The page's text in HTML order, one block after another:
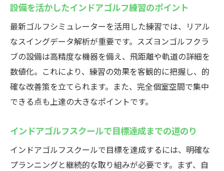
設備を活かしたインドアゴルフ練習のポイント
最新ゴルフシミュレーターを活用した練習では、リアル
なスイングデータ解析が重要です。スズヨンゴルフクラ
ブの設備は高精度な機器を備え、飛距離や軌道の詳細を
数値化。これにより、練習の効果を客観的に把握し、的
確な改善策を立てられます。また、完全個室空間で集中
できる点も上達の大きなポイントです。
インドアゴルフスクールで目標達成までの道のり
インドアゴルフスクールで目標を達成するには、明確な
プランニングと継続的な取り組みが必要です。まず、自